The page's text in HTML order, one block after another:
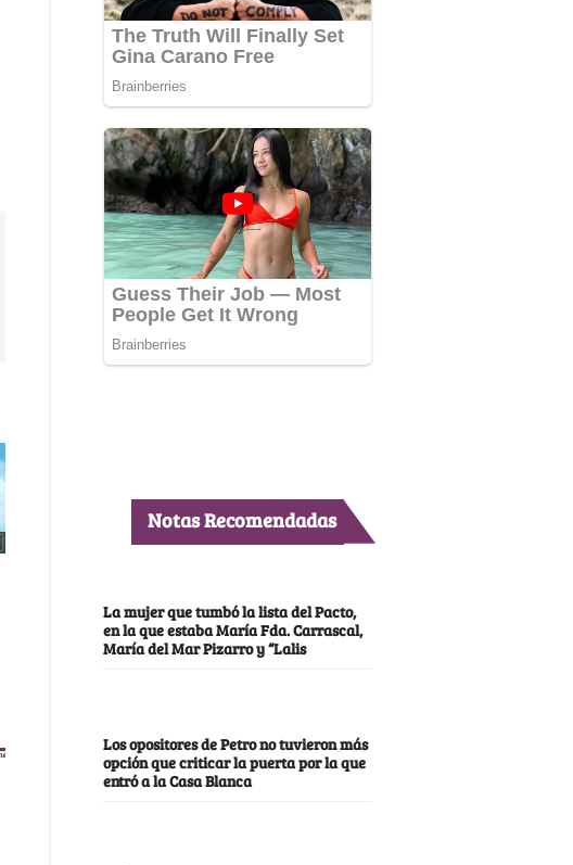
Notas Recomendadas
La mujer que tumbó la lista del Pacto,
en la que estaba María Fda. Carrascal,
María del Mar Pizarro y “Lalis
Los opositores de Petro no tuvieron más
opción que criticar la puerta por la que
entró a la Casa Blanca